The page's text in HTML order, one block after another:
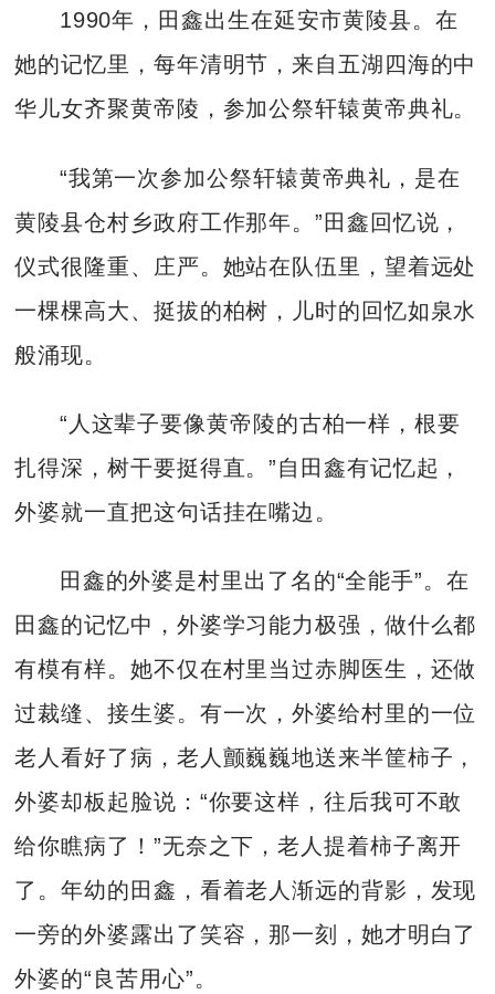
1990年，田鑫出生在延安市黄陵县。在
她的记忆里，每年清明节，来自五湖四海的中
华儿女齐聚黄帝陵，参加公祭轩辕黄帝典礼。
“我第一次参加公祭轩辕黄帝典礼，是在
黄陵县仓村乡政府工作那年。”田鑫回忆说，
仪式很隆重、庄严。她站在队伍里，望着远处
一棵棵高大、挺拔的柏树，儿时的回忆如泉水
般涌现。
“人这辈子要像黄帝陵的古柏一样，根要
扎得深，树干要挺得直。”自田鑫有记忆起，
外婆就一直把这句话挂在嘴边。
田鑫的外婆是村里出了名的“全能手”。在
田鑫的记忆中，外婆学习能力极强，做什么都
有模有样。她不仅在村里当过赤脚医生，还做
过裁缝、接生婆。有一次，外婆给村里的一位
老人看好了病，老人颤巍巍地送来半筐柿子，
外婆却板起脸说：“你要这样，往后我可不敢
给你瞧病了！”无奈之下，老人提着柿子离开
了。年幼的田鑫，看着老人渐远的背影，发现
一旁的外婆露出了笑容，那一刻，她才明白了
外婆的“良苦用心”。